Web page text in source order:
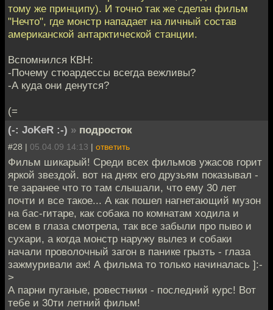
тому же принципу). И точно так же сделан фильм
"Нечто", где монстр нападает на личный состав
американской антарктической станции.
Вспомнился КВН:
-Почему стюардессы всегда вежливы?
-А куда они денутся?
(=
(-: JoKeR :-) » подросток
#28 | 05.04.09 14:13 | ответить
Фильм шикарый! Среди всех фильмов ужасов горит
яркой звездой. вот на днях его друзьям показывал -
те заранее что то там слышали, что ему 30 лет
почти и все такое... А как пошел нагнетающий музон
на бас-гитаре, как собака по комнатам ходила и
всем в глаза смотрела, так все забыли про пыво и
сухари, а когда монстр наружу вылез и собаки
начали проволочный загон в панике грызть - глаза
зажмуривали аж! А фильма то только начиналась ]:-
>
А парни пуганые, ровестники - последний курс! Вот
тебе и 30ти летний фильм!